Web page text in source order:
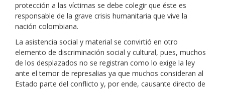
protección a las víctimas se debe colegir que éste es
responsable de la grave crisis humanitaria que vive la
nación colombiana.
La asistencia social y material se convirtió en otro
elemento de discriminación social y cultural, pues, muchos
de los desplazados no se registran como lo exige la ley
ante el temor de represalias ya que muchos consideran al
Estado parte del conflicto y, por ende, causante directo de